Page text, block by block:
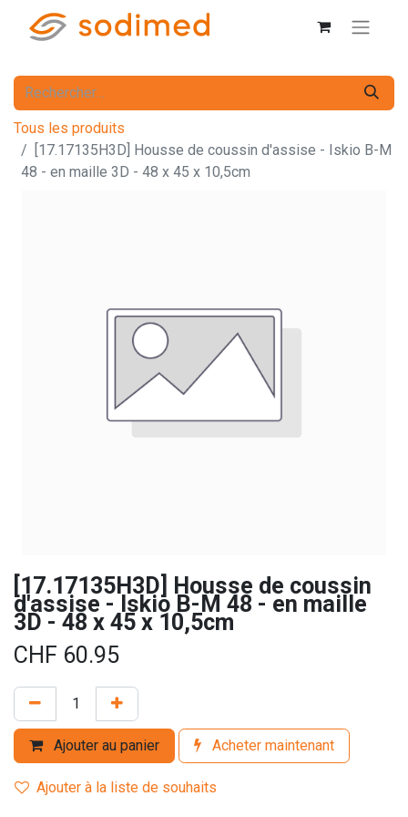
Tous les produits
[17.17135H3D] Housse de coussin d'assise - Iskio B-M
48 - en maille 3D - 48 x 45 x 10,5cm
[17.17135H3D] Housse de coussin
d'assise - Iskio B-M 48 - en maille
3D - 48 x 45 x 10,5cm
CHF 60.95
Ajouter au panier Acheter maintenant
Ajouter à la liste de souhaits